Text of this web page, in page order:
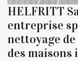
HELFRITT
entreprise
nettoyage
des